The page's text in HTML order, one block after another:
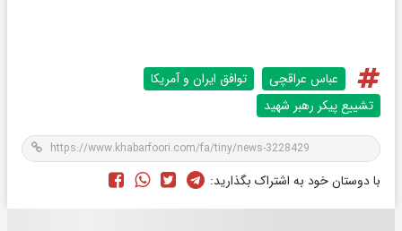
عباس عراقچی
توافق ایران و آمریکا
تشییع پیکر رهبر شهید
با دوستان خود به اشتراک بگذارید: